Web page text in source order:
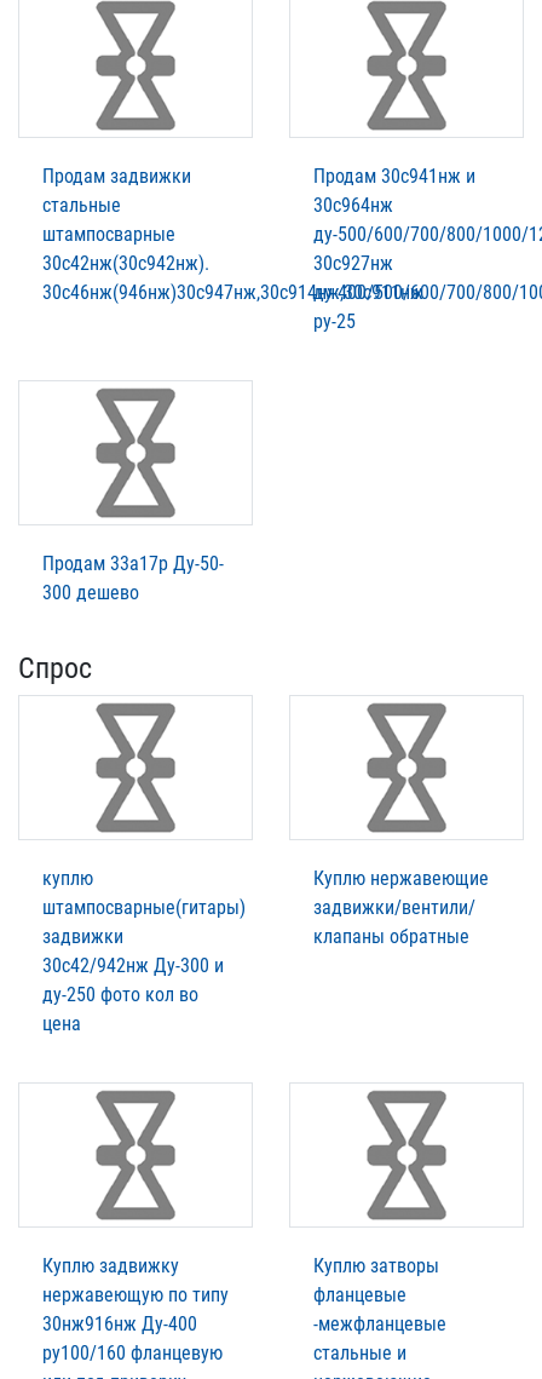
Продам задвижки
стальные
штампосварные
30с42нж(30с942нж).
30с46нж(946нж)30с947нж,30с914нж,30с911нж
Продам 30с941нж и
30с964нж
ду-500/600/700/800/1000/
30с927нж
ду-400/500/600/700/800/
ру-25
Продам 33а17р Ду-50-
300 дешево
Спрос
куплю
штампосварные(гитары)
задвижки
30с42/942нж Ду-300 и
ду-250 фото кол во
цена
Куплю нержавеющие
задвижки/вентили/
клапаны обратные
Куплю задвижку
нержавеющую по типу
30нж916нж Ду-400
ру100/160 фланцевую
Куплю затворы
фланцевые
-межфланцевые
стальные и